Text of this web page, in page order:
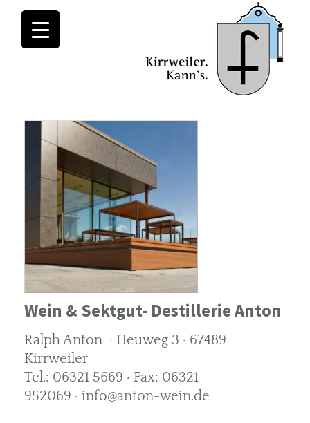
Wein & Sektgut- Destillerie Anton
Ralph Anton · Heuweg 3 · 67489
Kirrweiler
Tel.: 06321 5669 · Fax: 06321
952069 · info@anton-wein.de